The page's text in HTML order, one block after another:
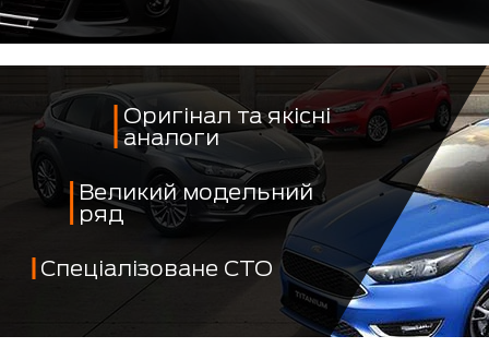
Оригінал та якісні
аналоги
Великий модельний
ряд
Спеціалізоване СТО